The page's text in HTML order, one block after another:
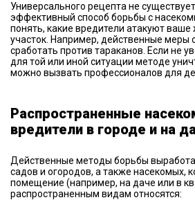
Универсального рецепта не
эффективный способ борьбы с
понять, какие вредители атакуют
участок. Например, действенные меры
сработать против тараканов. Если не
для той или иной ситуации методе
можно вызвать профессионалов для
Распространенные
вредители в городе и на
Действенные методы борьбы
садов и огородов, а также насекомых,
помещение (например, на даче или в
распространенным видам относятся: